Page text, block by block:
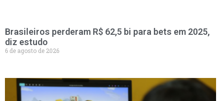
Brasileiros perderam R$ 62,5 bi para bets em 2025,
diz estudo
6 de agosto de 2026